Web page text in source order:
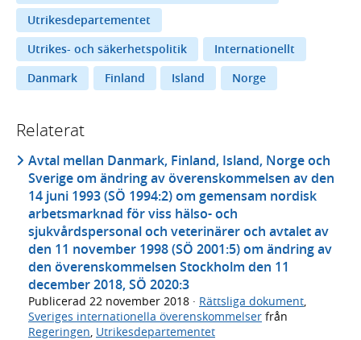
Utrikesdepartementet
Utrikes- och säkerhetspolitik
Internationellt
Danmark
Finland Island Norge
Relaterat
Avtal mellan Danmark, Finland, Island, Norge och
Sverige om ändring av överenskommelsen av den
14 juni 1993 (SÖ 1994:2) om gemensam nordisk
arbetsmarknad för viss hälso- och
sjukvårdspersonal och veterinärer och avtalet av
den 11 november 1998 (SÖ 2001:5) om ändring av
den överenskommelsen Stockholm den 11
december 2018, SÖ 2020:3
Publicerad 22 november 2018 · Rättsliga dokument
Sveriges internationella överenskommelser från
Regeringen Utrikesdepartementet